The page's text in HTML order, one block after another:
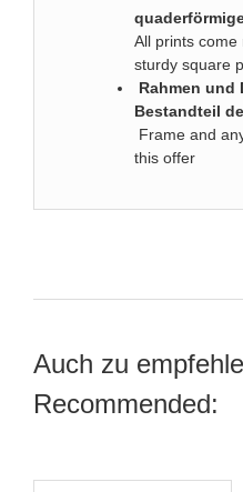
All prints
sturdy square
Rahmen
Bestandteil
Frame and
this offer
Auch zu
Recommended: